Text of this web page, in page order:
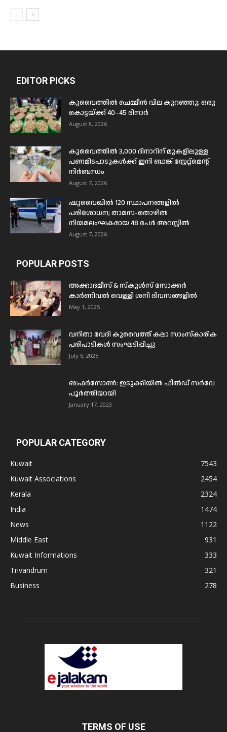
EDITOR PICKS
കുവൈത്തിൽ ചെമ്മീൻ വില കുറഞ്ഞു; ഒരു
കൊട്ടയ്ക്ക് 40–45 ദിനാർ
August 8, 2026
കുവൈത്തിൽ 3,000 ദിനാറിന് മുകളിലുള്ള
പണമിടപാടുകൾക്ക് ഇനി ബാങ്ക് സ്റ്റേറ്റ്മെന്റ്
നിർബന്ധം
August 7, 2026
ഷുവൈഖിൽ 120 സ്ഥാപനങ്ങളിൽ
പരിശോധന; താമസ-തൊഴിൽ
നിയമലംഘകരായ 48 പേർ അറസ്റ്റിൽ
August 7, 2026
POPULAR POSTS
അക്കാദമീസ് & സ്കൂൾസ് സോക്കർ
കാർണിവൽ വെള്ളി ശനി ദിവസങ്ങളിൽ
May 1, 2025
വനിതാ വേദി കുവൈത്ത് കലാ സാംസ്കാരിക
പരിപാടികൾ സംഘടിപ്പിച്ചു
July 6, 2025
ബഫര്‍സോണ്‍: ഇടുക്കിയില്‍ ഫീല്‍ഡ് സര്‍വേ
പൂര്‍ത്തിയായി
January 17, 2023
POPULAR CATEGORY
Kuwait
7543
Kuwait Associations
2454
Kerala
2324
India
1474
News
1122
Middle East
931
Kuwait Informations
333
Trivandrum
321
Business
278
TERMS OF USE